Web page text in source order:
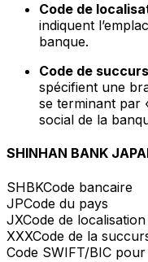
Code de
indiquent
banque.
Code de
spécifient une
se terminant par
social de la
SHINHAN BANK
SHBKCode bancaire
JPCode du pays
JXCode de localisation
XXXCode de la
Code SWIFT/BIC